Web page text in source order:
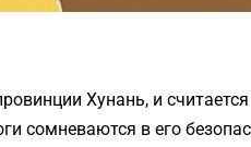
Хунань, и
сомневаются в его